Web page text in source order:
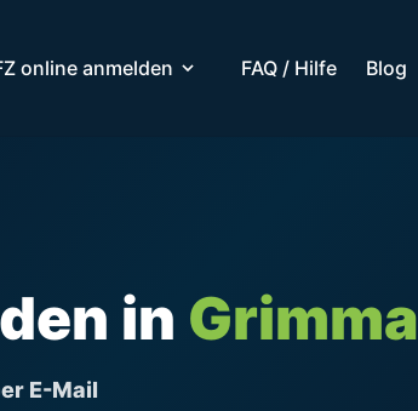
online anmelden FAQ / Hilfe Blog
in Grimma
E-Mail